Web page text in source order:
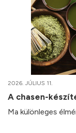
2026. JÚLIUS 11.
A chasen-
Ma különleges